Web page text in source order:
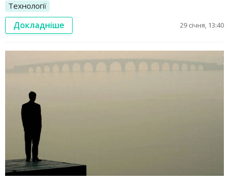
Технології
Докладніше 29 січня, 13:40